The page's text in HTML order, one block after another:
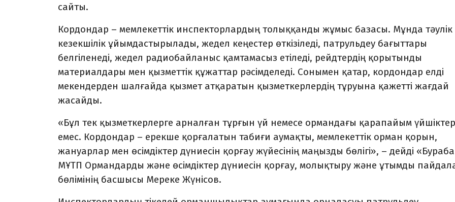
сайты.
Кордондар – мемлекеттік инспекторлардың толыққанды жұмыс базасы. Мұнда
кезекшілік ұйымдастырылады, жедел кеңестер өткізіледі, патрульдеу бағыттары
белгіленеді, жедел радиобайланыс қамтамасыз етіледі, рейдтердің қорытынды
материалдары мен қызметтік құжаттар рәсімделеді. Сонымен қатар, кордондар елді
мекендерден шалғайда қызмет атқаратын қызметкерлердің тұруына қажетті жағдай
жасайды.
«Бұл тек қызметкерлерге арналған тұрғын үй немесе ормандағы қарапайым үйшіктер
емес. Кордондар – ерекше қорғалатын табиғи аумақты, мемлекеттік орман қорын,
жануарлар мен өсімдіктер дүниесін қорғау жүйесінің маңызды бөлігі», – дейді
МҰТП Ормандарды және өсімдіктер дүниесін қорғау, молықтыру және ұтымды
бөлімінің басшысы Мереке Жүнісов.